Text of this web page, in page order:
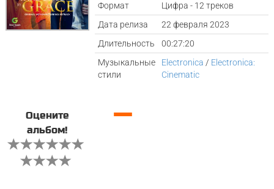
Формат
Цифра - 12 треков
Дата релиза
22 февраля 2023
Длительность
00:27:20
Музыкальные
стили
Electronica / Electronica:
Cinematic
Оцените
альбом!
—